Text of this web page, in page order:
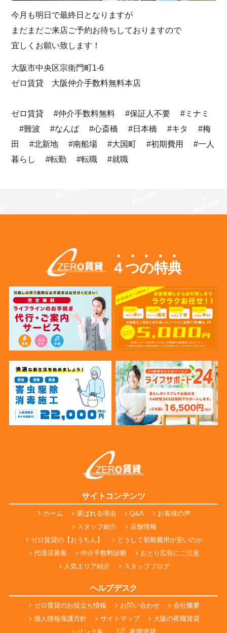
今月も明日で最終日となりますが
まだまだご来店ご予約お待ちしておりますので
宜しくお願い致します！
大阪市中央区宗衛門町1-6
ゼロ賃貸 大阪仲介手数料無料本店
ゼロ賃貸 #仲介手数料無料 #保証人不要 #ミナミ
#難波 #なんば #心斎橋 #日本橋 #キタ #梅
田 #北新地 #南船場 #大国町 #初期費用 #一人
暮らし #転勤 #転職 #就職
４つの特典
サイトコンテンツ
ホーム 選ばれる理由 Q&A
お客様の声
スタッフ紹介
店舗情報
ゼロ賃貸の【おうちん】
どうして初期費用が安いのか
代理店募集
仲介手数料診断
おとり広告にご注意
人気エリア紹介
スタッフブログ
ヘルプデスク
ゼロ賃貸のお役立ち情報 お問い合わせ
会社概要
個人情報保護方針
サイトマップ
大阪の夜職賃貸
リンク集
夜職賃貸